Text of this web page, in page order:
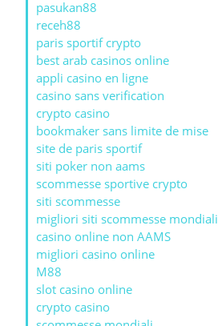
pasukan88
receh88
paris sportif crypto
best arab casinos online
appli casino en ligne
casino sans verification
crypto casino
bookmaker sans limite de mise
site de paris sportif
siti poker non aams
scommesse sportive crypto
siti scommesse
migliori siti scommesse mondiali
casino online non AAMS
migliori casino online
M88
slot casino online
crypto casino